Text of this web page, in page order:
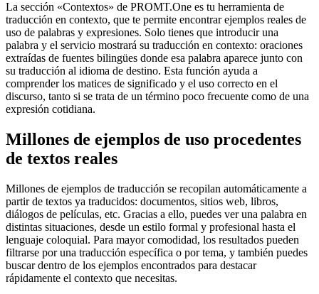
La sección «Contextos» de PROMT.One es tu herramienta de
traducción en contexto, que te permite encontrar ejemplos reales de
uso de palabras y expresiones. Solo tienes que introducir una
palabra y el servicio mostrará su traducción en contexto: oraciones
extraídas de fuentes bilingües donde esa palabra aparece junto con
su traducción al idioma de destino. Esta función ayuda a
comprender los matices de significado y el uso correcto en el
discurso, tanto si se trata de un término poco frecuente como de una
expresión cotidiana.
Millones de ejemplos de uso procedentes
de textos reales
Millones de ejemplos de traducción se recopilan automáticamente a
partir de textos ya traducidos: documentos, sitios web, libros,
diálogos de películas, etc. Gracias a ello, puedes ver una palabra en
distintas situaciones, desde un estilo formal y profesional hasta el
lenguaje coloquial. Para mayor comodidad, los resultados pueden
filtrarse por una traducción específica o por tema, y también puedes
buscar dentro de los ejemplos encontrados para destacar
rápidamente el contexto que necesitas.